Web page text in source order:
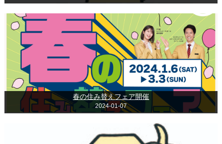
春の住み替えフェア開催
2024-01-07